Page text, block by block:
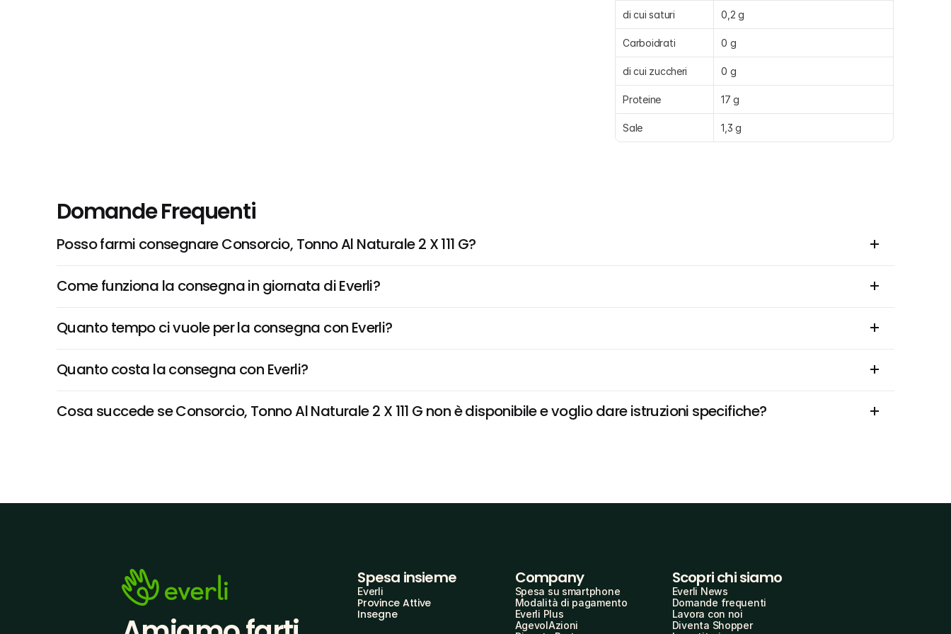
di cui saturi 0,2 g
Carboidrati 0 g
di cui zuccheri 0 g
Proteine 17 g
Sale 1,3 g
Domande Frequenti
Posso farmi consegnare Consorcio, Tonno Al Naturale 2 X 111 G?
Come funziona la consegna in giornata di Everli?
Quanto tempo ci vuole per la consegna con Everli?
Quanto costa la consegna con Everli?
Cosa succede se Consorcio, Tonno Al Naturale 2 X 111 G non è disponibile e voglio dare istruzioni specifiche?
Spesa insieme
Everli
Province Attive
Insegne
Company
Spesa su smartphone
Modalità di pagamento
Everli Plus
AgevolAzioni
Scopri chi siamo
Everli News
Domande frequenti
Lavora con noi
Diventa Shopper